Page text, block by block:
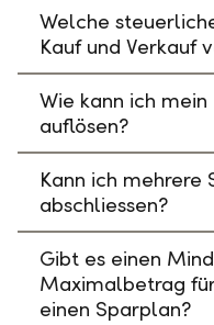
Welche
Kauf und Verkauf
Wie kann ich
auflösen?
Kann ich
abschliessen?
Gibt es einen
Maximalbetrag
einen Sparplan?